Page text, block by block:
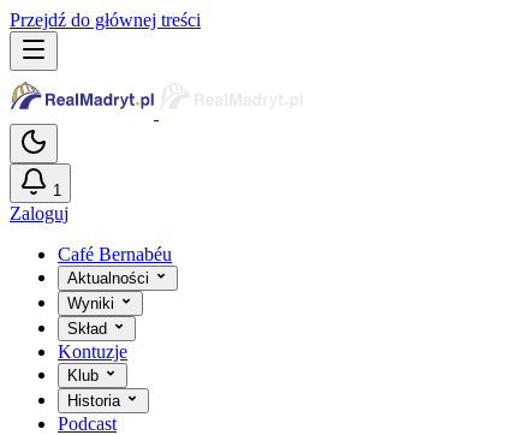
Przejdź do głównej treści
1
Zaloguj
Café Bernabéu
Aktualności
Wyniki
Skład
Kontuzje
Klub
Historia
Podcast